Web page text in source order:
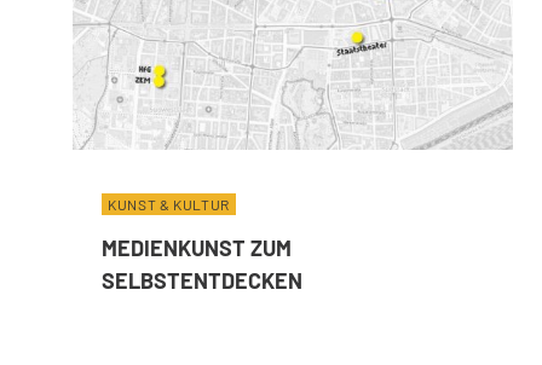
KUNST & KULTUR
MEDIENKUNST ZUM
SELBSTENTDECKEN